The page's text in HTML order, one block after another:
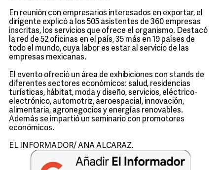
En reunión con empresarios interesados en exportar, el
dirigente explicó a los 505 asistentes de 360 empresas
inscritas, los servicios que ofrece el organismo. Destacó
la red de 52 oficinas en el país, 35 más en 19 países de
todo el mundo, cuya labor es estar al servicio de las
empresas mexicanas.
El evento ofreció un área de exhibiciones con stands de
diferentes sectores económicos: salud, residencias
turísticas, hábitat, moda y diseño, servicios, eléctrico-
electrónico, automotriz, aeroespacial, innovación,
alimentaria, agronegocios y energías renovables.
Además se impartió un seminario con promotores
económicos.
EL INFORMADOR/ ANA ALCARAZ.